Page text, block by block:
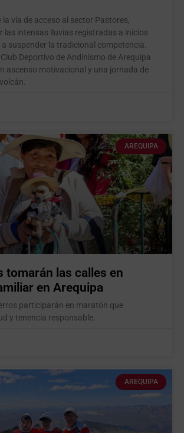
la vía de acceso al sector Pastores,
las intensas lluvias registradas a inicios
a suspender la tradicional competencia.
Club Deportivo de Andinismo de Arequipa
ascenso motivacional y una jornada de
AREQUIPA
tomarán las calles en
en Arequipa
participarán en maratón que
y tenencia responsable.
AREQUIPA